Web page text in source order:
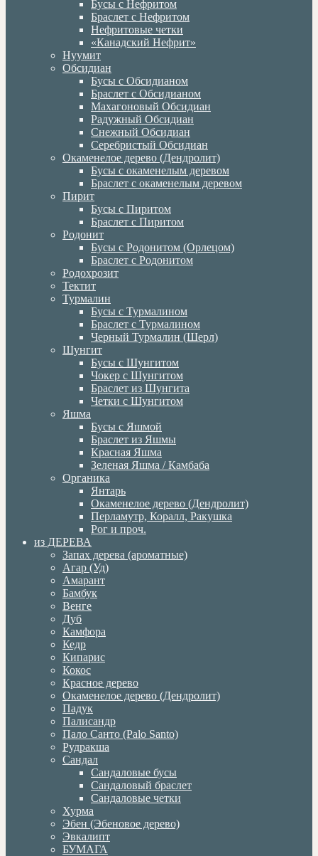
Бусы с Нефритом
Браслет с Нефритом
Нефритовые четки
«Канадский Нефрит»
Нуумит
Обсидиан
Бусы с Обсидианом
Браслет с Обсидианом
Махагоновый Обсидиан
Радужный Обсидиан
Снежный Обсидиан
Серебристый Обсидиан
Окаменелое дерево (Дендролит)
Бусы с окаменелым деревом
Браслет с окаменелым деревом
Пирит
Бусы с Пиритом
Браслет с Пиритом
Родонит
Бусы с Родонитом (Орлецом)
Браслет с Родонитом
Родохрозит
Тектит
Турмалин
Бусы с Турмалином
Браслет с Турмалином
Черный Турмалин (Шерл)
Шунгит
Бусы с Шунгитом
Чокер с Шунгитом
Браслет из Шунгита
Четки с Шунгитом
Яшма
Бусы с Яшмой
Браслет из Яшмы
Красная Яшма
Зеленая Яшма / Камбаба
Органика
Янтарь
Окаменелое дерево (Дендролит)
Перламутр, Коралл, Ракушка
Рог и проч.
из ДЕРЕВА
Запах дерева (ароматные)
Агар (Уд)
Амарант
Бамбук
Венге
Дуб
Камфора
Кедр
Кипарис
Кокос
Красное дерево
Окаменелое дерево (Дендролит)
Падук
Палисандр
Пало Санто (Palo Santo)
Рудракша
Сандал
Сандаловые бусы
Сандаловый браслет
Сандаловые четки
Хурма
Эбен (Эбеновое дерево)
Эвкалипт
БУМАГА